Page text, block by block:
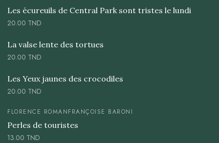
Les écureuils de Central Park sont tristes le lundi
20.00 TND
La valse lente des tortues
20.00 TND
Les Yeux jaunes des crocodiles
20.00 TND
FLORENCE ROMANFRANÇOISE BARONI
Perles de touristes
13.00 TND